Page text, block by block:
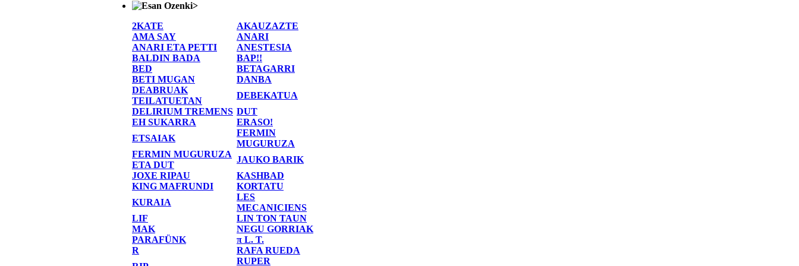
>
2KATE
AKAUZAZTE
AMA SAY
ANARI
ANARI ETA PETTI
ANESTESIA
BALDIN BADA
BAP!!
BED
BETAGARRI
BETI MUGAN
DANBA
DEABRUAK
TEILATUETAN
DEBEKATUA
DELIRIUM TREMENS DUT
EH SUKARRA
ERASO!
ETSAIAK
FERMIN
MUGURUZA
FERMIN MUGURUZA
ETA DUT
JAUKO BARIK
JOXE RIPAU
KASHBAD
KING MAFRUNDI
KORTATU
KURAIA
LES
MECANICIENS
LIF
LIN TON TAUN
MAK
NEGU GORRIAK
PARAFÜNK
π L. T.
R
RAFA RUEDA
RUPER